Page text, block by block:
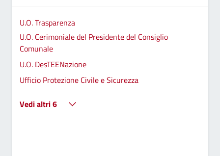
U.O. Trasparenza
U.O. Cerimoniale del Presidente del Consiglio
Comunale
U.O. DesTEENazione
Ufficio Protezione Civile e Sicurezza
Vedi altri 6